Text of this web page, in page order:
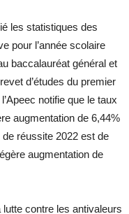
les statistiques des
pour l’année scolaire
baccalauréat général et
d’études du premier
notifie que le taux
augmentation de 6,44%
réussite 2022 est de
augmentation de
lutte contre les antivaleurs